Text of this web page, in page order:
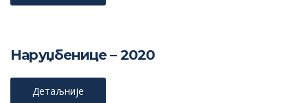
Наруџбенице – 2020
Детаљније